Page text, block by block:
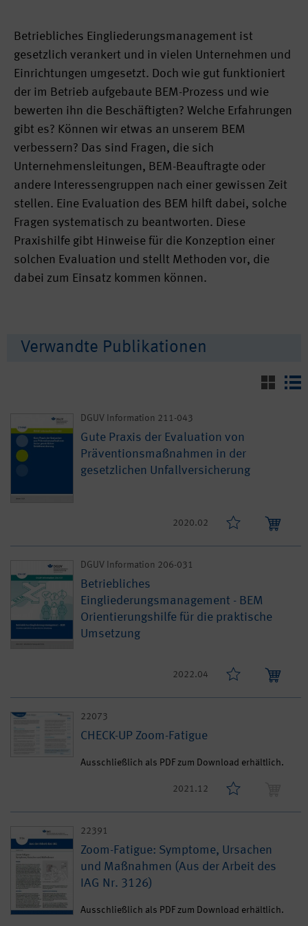
Betriebliches Eingliederungsmanagement ist
gesetzlich verankert und in vielen Unternehmen und
Einrichtungen umgesetzt. Doch wie gut funktioniert
der im Betrieb aufgebaute BEM-Prozess und wie
bewerten ihn die Beschäftigten? Welche Erfahrungen
gibt es? Können wir etwas an unserem BEM
verbessern? Das sind Fragen, die sich
Unternehmensleitungen, BEM-Beauftragte oder
andere Interessengruppen nach einer gewissen Zeit
stellen. Eine Evaluation des BEM hilft dabei, solche
Fragen systematisch zu beantworten. Diese
Praxishilfe gibt Hinweise für die Konzeption einer
solchen Evaluation und stellt Methoden vor, die
dabei zum Einsatz kommen können.
Verwandte Publikationen
DGUV Information 211-043
Gute Praxis der Evaluation von
Präventionsmaßnahmen in der
gesetzlichen Unfallversicherung
2020.02
DGUV Information 206-031
Betriebliches
Eingliederungsmanagement - BEM
Orientierungshilfe für die praktische
Umsetzung
2022.04
22073
CHECK-UP Zoom-Fatigue
Ausschließlich als PDF zum Download erhältlich.
2021.12
22391
Zoom-Fatigue: Symptome, Ursachen
und Maßnahmen (Aus der Arbeit des
IAG Nr. 3126)
Ausschließlich als PDF zum Download erhältlich.